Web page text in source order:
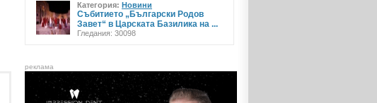
Категория: Новини
Събитието „Български Родов
Завет“ в Царската Базилика на ...
Гледания: 30098
реклама